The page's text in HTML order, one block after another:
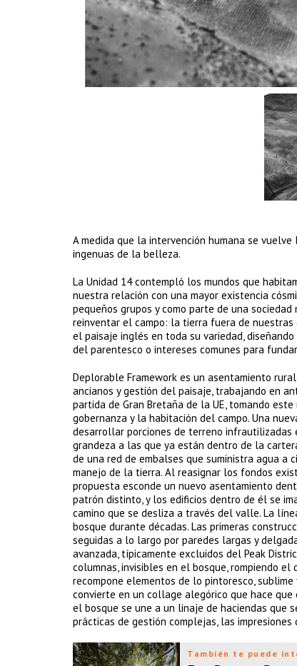
A medida que la intervención humana se
ingenuas de la belleza.
La Unidad 14 contempló los mundos que
nuestra relación con una mayor existencia
pequeños grupos y como parte de una
reinventar el campo: la tierra fuera de
el paisaje inglés en toda su variedad,
del parentesco o intereses comunes para
Deplorable Framework es un asentamiento
ancianos y gestión del paisaje, trabajando en
partida de Gran Bretaña de la UE, tomando
gobernanza y la habitación del campo. Una
desarrollar porciones de terreno infrautilizadas
grandeza a las que ya están dentro de la
de una red de embalses que suministra agua a
manejo de la tierra. Al reasignar los fondos
propuesta esconde un nuevo asentamiento
patrón distinto, y los edificios dentro de él se
camino que se desliza a través del valle. La
bosque durante décadas. Las primeras
seguidas a lo largo por paredes largas y
avanzada, típicamente excluidos del Peak
columnas, invisibles en el bosque, rompiendo
recompone elementos de lo pintoresco,
convierte en un collage alegórico que hace
el bosque se une a un linaje de haciendas que
prácticas de gestión complejas, las
También te puede